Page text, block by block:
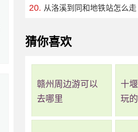
从洛溪到同和地铁站怎么走
猜你喜欢
赣州周边游可以
去哪里
十
玩